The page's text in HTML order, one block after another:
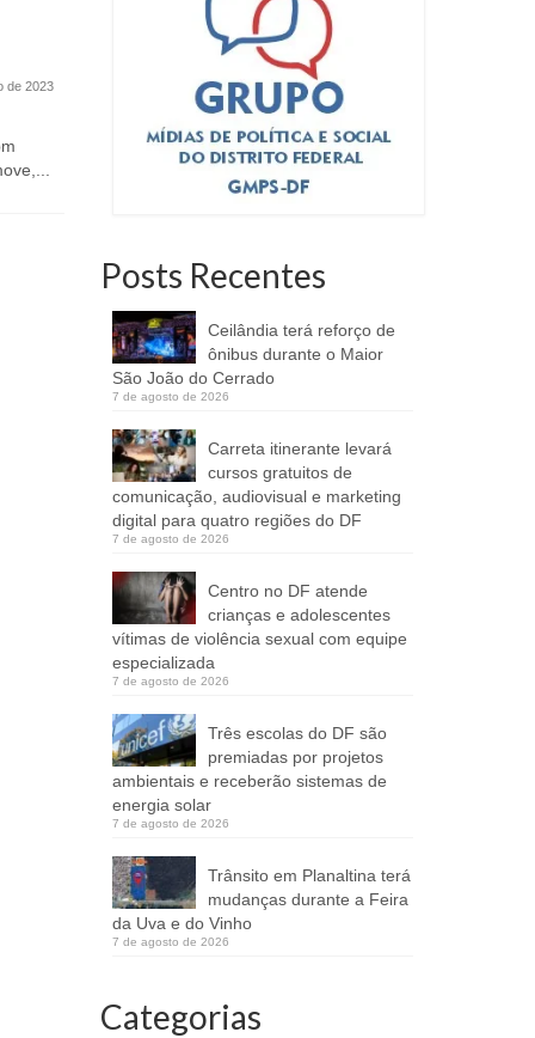
de 2023
de projeto que vai definir regras
para Previdência Social
26 de junho de 2020
votado no plenário da Câmara
Legislativa do DF, o...
Posts Recentes
Ceilândia terá reforço de
ônibus durante o Maior
São João do Cerrado
7 de agosto de 2026
Carreta itinerante levará
cursos gratuitos de
comunicação, audiovisual e marketing
digital para quatro regiões do DF
7 de agosto de 2026
Centro no DF atende
crianças e adolescentes
vítimas de violência sexual com equipe
especializada
7 de agosto de 2026
Três escolas do DF são
premiadas por projetos
ambientais e receberão sistemas de
energia solar
7 de agosto de 2026
Trânsito em Planaltina terá
mudanças durante a Feira
da Uva e do Vinho
7 de agosto de 2026
Categorias